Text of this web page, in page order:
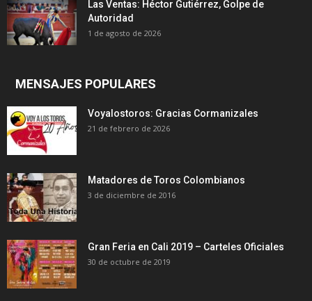
Las Ventas: Héctor Gutiérrez, Golpe de
Autoridad
1 de agosto de 2026
MENSAJES POPULARES
Voyalostoros: Gracias Cormanizales
21 de febrero de 2026
Matadores de Toros Colombianos
3 de diciembre de 2016
Gran Feria en Cali 2019 – Carteles Oficiales
30 de octubre de 2019